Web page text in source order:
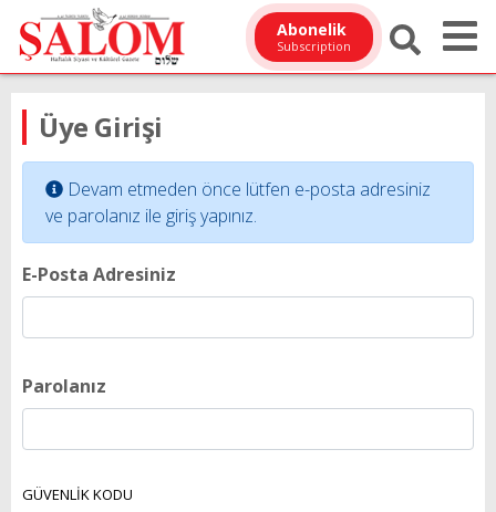
Abonelik
Subscription
Üye Girişi
Devam etmeden önce lütfen e-posta adresiniz
ve parolanız ile giriş yapınız.
E-Posta Adresiniz
Parolanız
GÜVENLİK KODU